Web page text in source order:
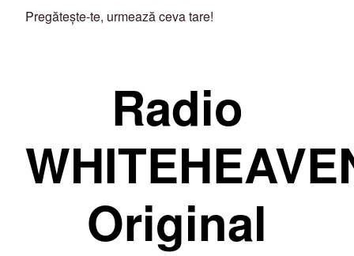
Pregătește-te, urmează ceva tare!
Radio
Original